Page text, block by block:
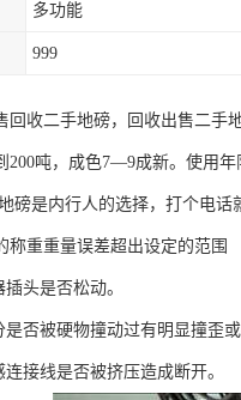
多功能
999
回收二手地磅，回收出售二手
200吨，成色7—9成新。使用
磅是内行人的选择，打个电话
称重重量误差超出设定的范围
头是否松动。
否被硬物撞动过有明显撞歪或
接线是否被挤压造成断开。